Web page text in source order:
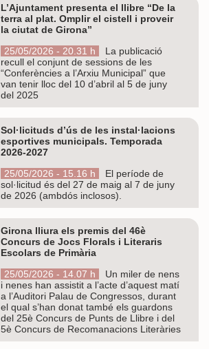
L’Ajuntament presenta el llibre “De la
terra al plat. Omplir el cistell i proveir
la ciutat de Girona”
25/05/2026 - 20.31 h
La publicació
recull el conjunt de sessions de les
“Conferències a l’Arxiu Municipal” que
van tenir lloc del 10 d’abril al 5 de juny
del 2025
Sol·licituds d’ús de les instal·lacions
esportives municipals. Temporada
2026-2027
25/05/2026 - 15.16 h
El període de
sol·licitud és del 27 de maig al 7 de juny
de 2026 (ambdós inclosos).
Girona lliura els premis del 46è
Concurs de Jocs Florals i Literaris
Escolars de Primària
25/05/2026 - 14.07 h
Un miler de nens
i nenes han assistit a l’acte d’aquest matí
a l’Auditori Palau de Congressos, durant
el qual s’han donat també els guardons
del 25è Concurs de Punts de Llibre i del
5è Concurs de Recomanacions Literàries